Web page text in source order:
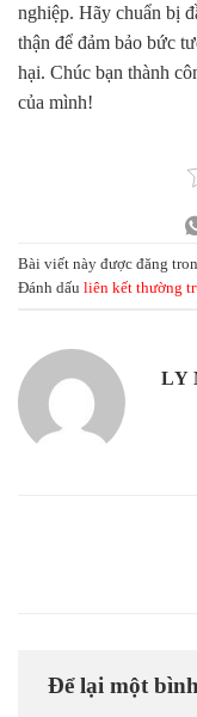
nghiệp. Hãy chuẩn bị
thận để đảm bảo bức
hại. Chúc bạn thành
của mình!
Bài viết này được đăng
Đánh dấu liên kết thường
LY
Để lại một